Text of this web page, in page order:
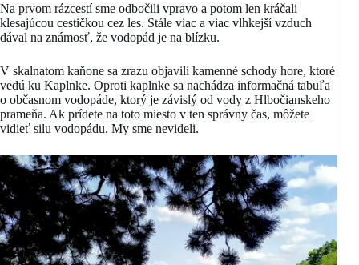
Na prvom rázcestí sme odbočili vpravo a potom len kráčali
klesajúcou cestičkou cez les. Stále viac a viac vlhkejší vzduch
dával na známosť, že vodopád je na blízku.
V skalnatom kaňone sa zrazu objavili kamenné schody hore, ktoré
vedú ku Kaplnke. Oproti kaplnke sa nachádza informačná tabuľa
o občasnom vodopáde, ktorý je závislý od vody z Hlbočianskeho
prameňa. Ak prídete na toto miesto v ten správny čas, môžete
vidieť silu vodopádu. My sme nevideli.